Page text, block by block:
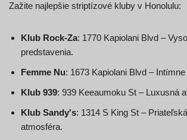
Zažite najlepšie striptízové kluby v Honolulu:
Klub Rock-Za: 1770 Kapiolani Blvd –
predstavenia.
Femme Nu: 1673 Kapiolani Blvd –
Klub 939: 939 Keeaumoku St – Luxusná
Klub Sandy's: 1314 S King St –
atmosféra.